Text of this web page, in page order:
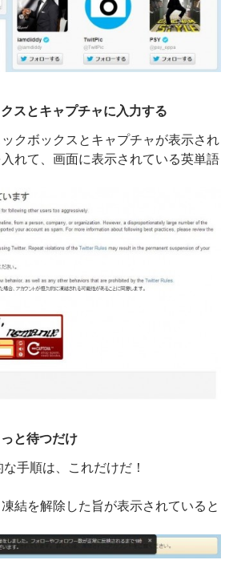
スとキャプチャに入力する
クボックスとキャプチャが表示され
れて、画面に表示されている英単語
と待つだけ
手順は、これだけだ！
結を解除した旨が表示されていると